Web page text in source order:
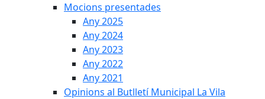
Mocions presentades
Any 2025
Any 2024
Any 2023
Any 2022
Any 2021
Opinions al Butlletí Municipal La Vila